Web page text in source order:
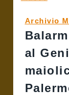
Archivio
al